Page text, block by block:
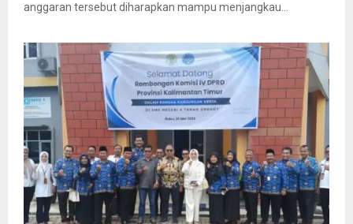
anggaran tersebut diharapkan mampu menjangkau...